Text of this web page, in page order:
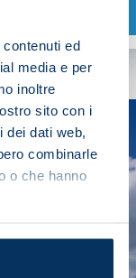
ed
media e per
inoltre
sito con i
dei dati web,
combinarle
o che hanno